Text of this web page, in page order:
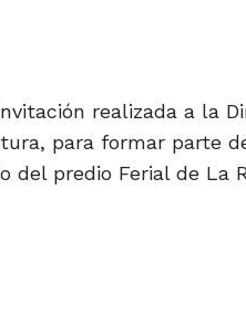
realizada a la
para formar parte
del predio Ferial de La